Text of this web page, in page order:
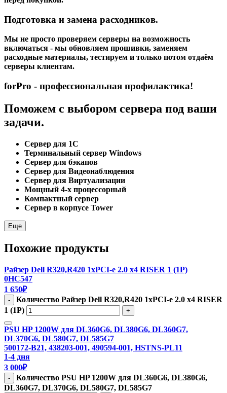
Подготовка и замена расходников.
Мы не просто проверяем серверы на возможность
включаться - мы обновляем прошивки, заменяем
расходные материалы, тестируем и только потом отдаём
серверы клиентам.
forPro - профессиональная профилактика!
Поможем с выбором сервера под ваши
задачи.
Сервер для 1С
Терминальный сервер Windows
Сервер для бэкапов
Сервер для Видеонаблюдения
Сервер для Виртуализации
Мощный 4-х процессорный
Компактный сервер
Сервер в корпусе Tower
Еще
Похожие продукты
Райзер Dell R320,R420 1xPCI-e 2.0 x4 RISER 1 (1P)
0HC547
1 650₽
-
Количество Райзер Dell R320,R420 1xPCI-e 2.0 x4 RISER
1 (1P)
+
PSU HP 1200W для DL360G6, DL380G6, DL360G7,
DL370G6, DL580G7, DL585G7
500172-B21, 438203-001, 490594-001, HSTNS-PL11
1-4 дня
3 000₽
-
Количество PSU HP 1200W для DL360G6, DL380G6,
DL360G7, DL370G6, DL580G7, DL585G7